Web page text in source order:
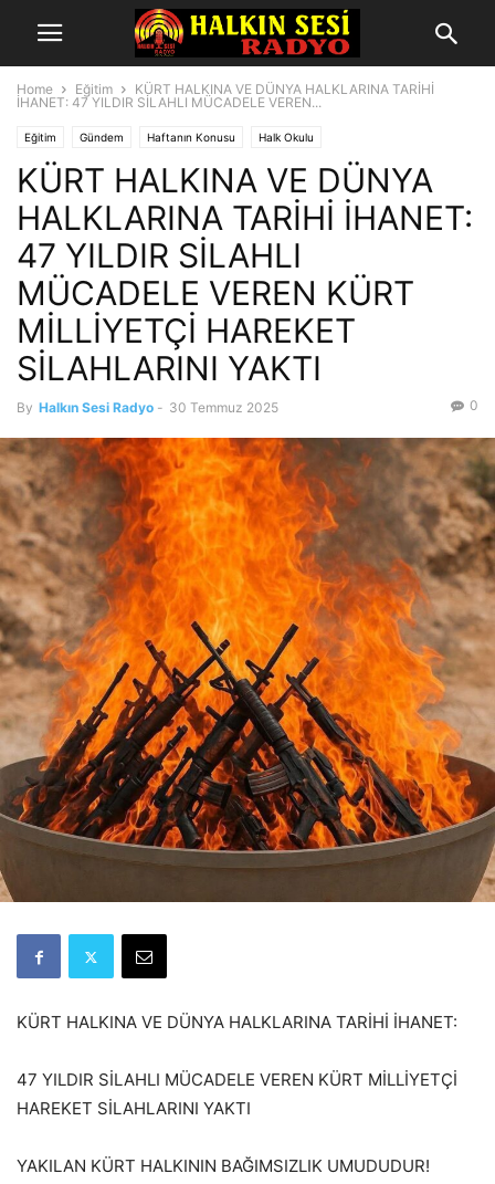
Home Eğitim
KÜRT HALKINA VE DÜNYA HALKLARINA TARİHİ
İHANET: 47 YILDIR SİLAHLI MÜCADELE VEREN...
Eğitim Gündem Haftanın Konusu Halk Okulu
KÜRT HALKINA VE DÜNYA
HALKLARINA TARİHİ İHANET:
47 YILDIR SİLAHLI
MÜCADELE VEREN KÜRT
MİLLİYETÇİ HAREKET
SİLAHLARINI YAKTI
By Halkın Sesi Radyo - 30 Temmuz 2025 0
KÜRT HALKINA VE DÜNYA HALKLARINA TARİHİ İHANET:
47 YILDIR SİLAHLI MÜCADELE VEREN KÜRT MİLLİYETÇİ
HAREKET SİLAHLARINI YAKTI
YAKILAN KÜRT HALKININ BAĞIMSIZLIK UMUDUDUR!